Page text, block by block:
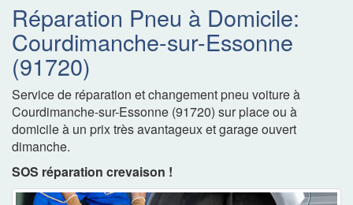
Réparation Pneu à Domicile:
Courdimanche-sur-Essonne
(91720)
Service de réparation et changement pneu voiture à
Courdimanche-sur-Essonne (91720) sur place ou à
domicile à un prix très avantageux et garage ouvert
dimanche.
SOS réparation crevaison !